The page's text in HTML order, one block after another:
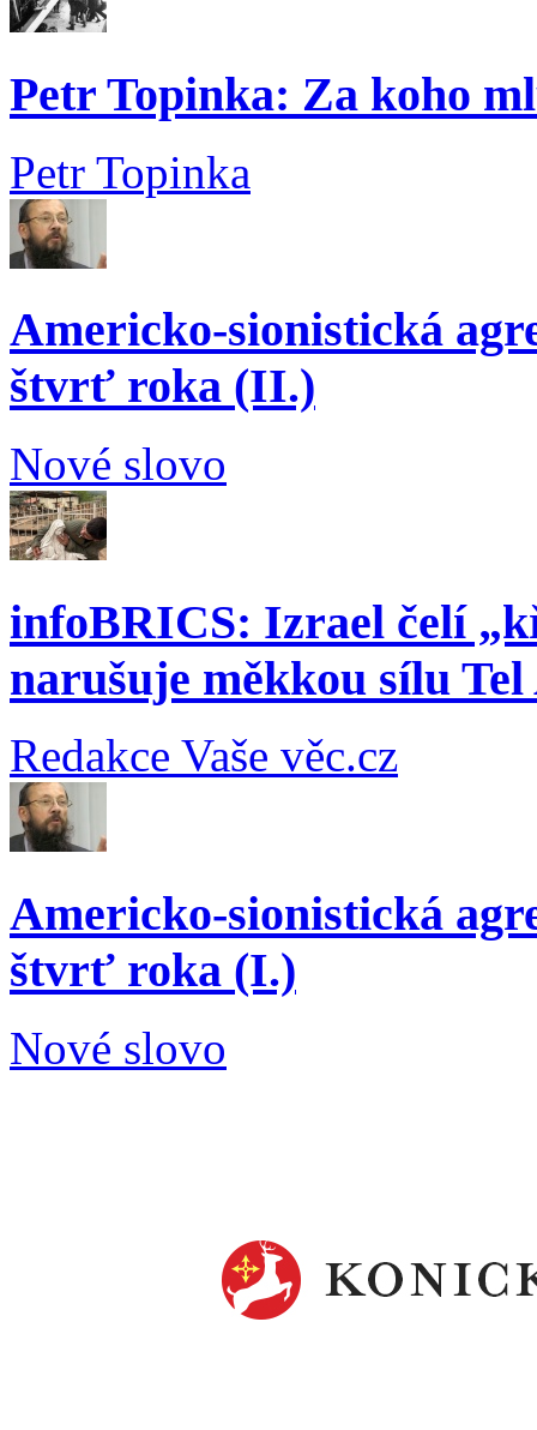
Petr Topinka: Za koho
Petr Topinka
Americko-sionistická
štvrť roka (II.)
Nové slovo
infoBRICS: Izrael čelí
narušuje měkkou sílu
Redakce Vaše věc.cz
Americko-sionistická
štvrť roka (I.)
Nové slovo